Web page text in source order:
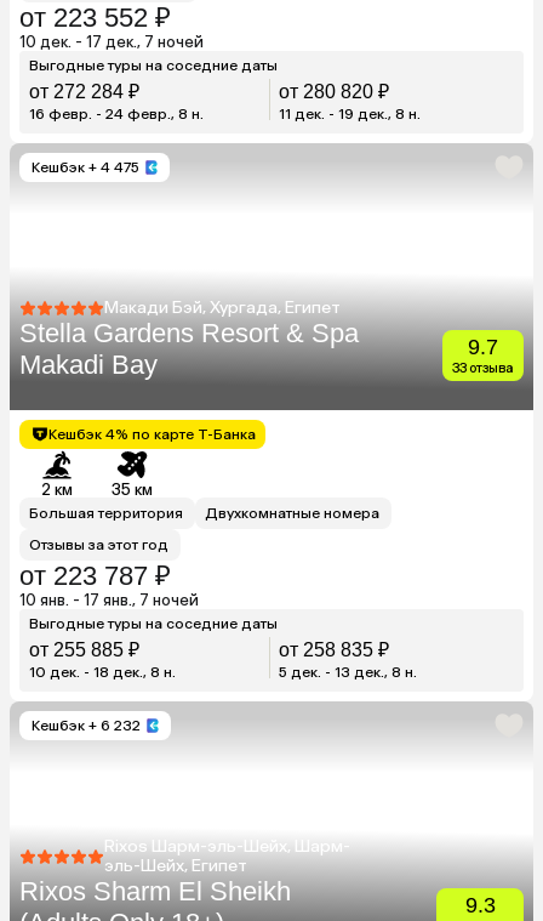
от 223 552 ₽
10 дек. - 17 дек., 7 ночей
Выгодные туры на соседние даты
от 272 284 ₽
16 февр. - 24 февр., 8 н.
от 280 820 ₽
11 дек. - 19 дек., 8 н.
Кешбэк + 4 475
Макади Бэй, Хургада, Египет
Stella Gardens Resort & Spa
Makadi Bay
9.7
33 отзыва
Кешбэк 4% по карте Т-Банка
2 км 35 км
Большая территория
Двухкомнатные номера
Отзывы за этот год
от 223 787 ₽
10 янв. - 17 янв., 7 ночей
Выгодные туры на соседние даты
от 255 885 ₽
10 дек. - 18 дек., 8 н.
от 258 835 ₽
5 дек. - 13 дек., 8 н.
Кешбэк + 6 232
Rixos Шарм-эль-Шейх, Шарм-
эль-Шейх, Египет
Rixos Sharm El Sheikh
9.3